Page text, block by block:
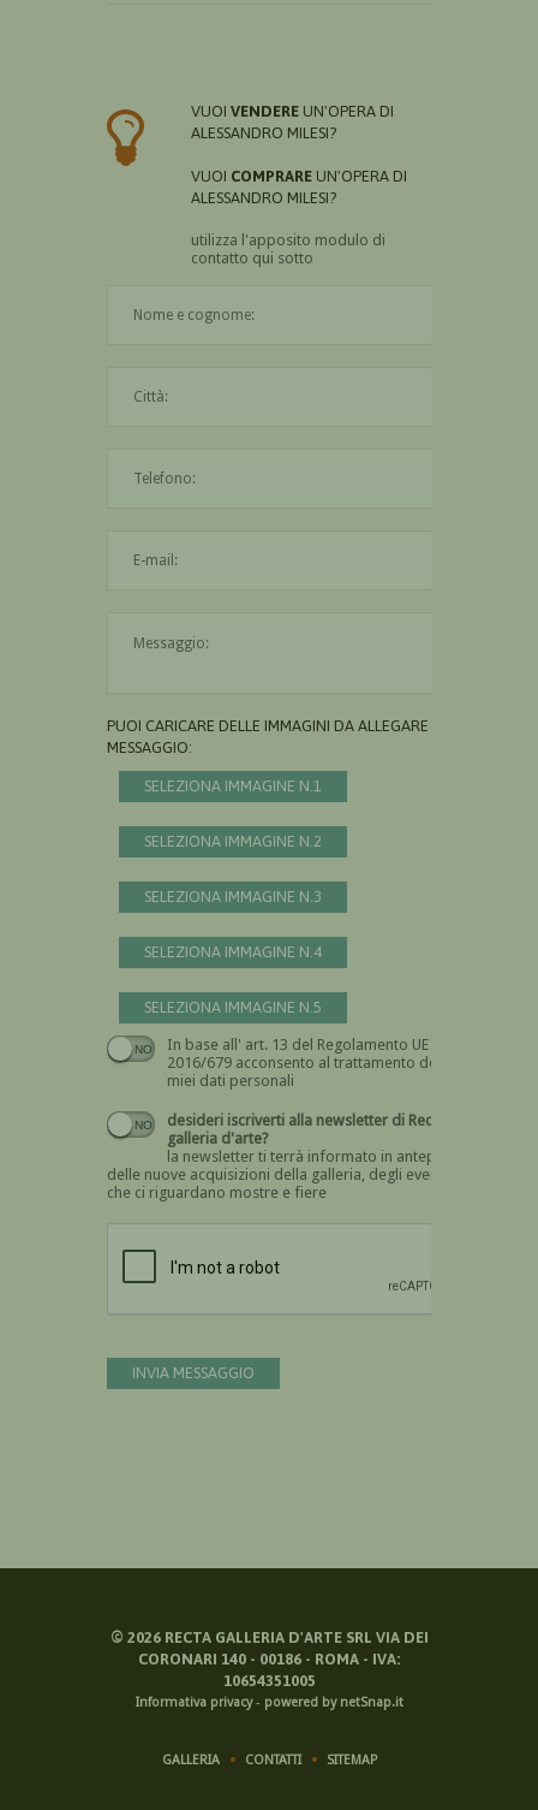
VUOI VENDERE UN'OPERA DI
ALESSANDRO MILESI?
VUOI COMPRARE UN'OPERA DI
ALESSANDRO MILESI?
utilizza l'apposito modulo di
contatto qui sotto
PUOI CARICARE DELLE IMMAGINI DA ALLEGARE AL
MESSAGGIO:
SELEZIONA IMMAGINE N.1
SELEZIONA IMMAGINE N.2
SELEZIONA IMMAGINE N.3
SELEZIONA IMMAGINE N.4
SELEZIONA IMMAGINE N.5
In base all' art. 13 del Regolamento UE n.
2016/679 acconsento al trattamento dei
miei dati personali
Devi dare il consenso
desideri iscriverti alla newsletter di Recta
galleria d'arte?
la newsletter ti terrà informato in anteprima
delle nuove acquisizioni della galleria, degli eventi
che ci riguardano mostre e fiere
INVIA MESSAGGIO
© 2026RECTA GALLERIA D'ARTE SRL VIA DEI
CORONARI 140 - 00186 - ROMA - IVA:
10654351005
Informativa privacy- powered by netSnap.it
GALLERIA CONTATTI SITEMAP